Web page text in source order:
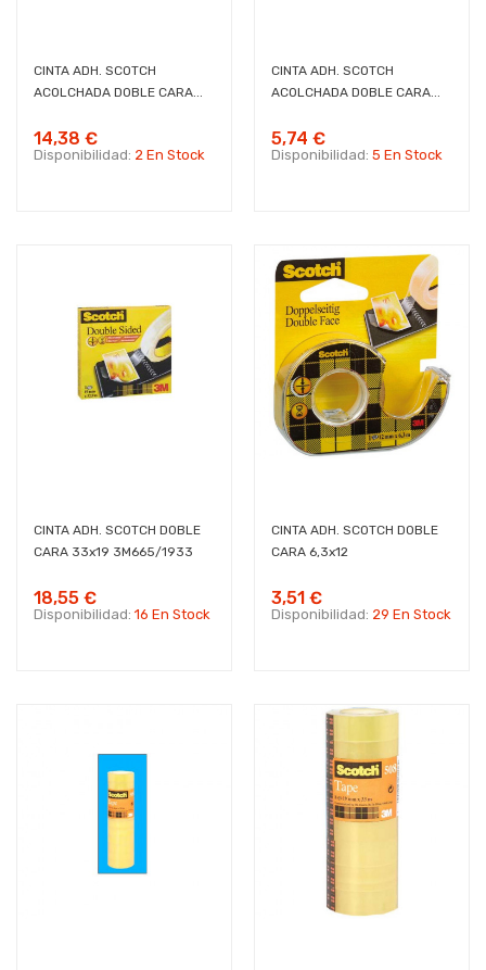
CINTA ADH. SCOTCH
ACOLCHADA DOBLE CARA...
14,38 €
Disponibilidad: 2 En Stock
CINTA ADH. SCOTCH
ACOLCHADA DOBLE CARA...
5,74 €
Disponibilidad: 5 En Stock
CINTA ADH. SCOTCH DOBLE
CARA 33x19 3M665/1933
18,55 €
Disponibilidad: 16 En Stock
CINTA ADH. SCOTCH DOBLE
CARA 6,3x12
3,51 €
Disponibilidad: 29 En Stock